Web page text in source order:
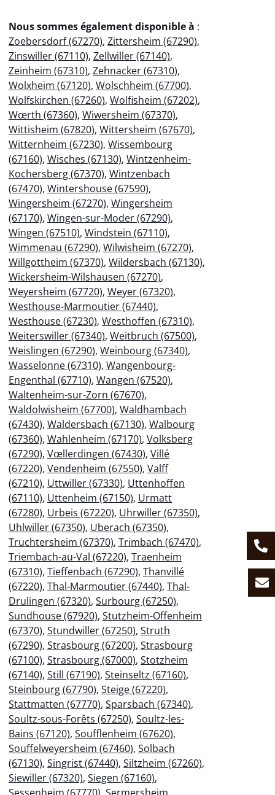
Nous sommes également disponible à :
Zoebersdorf (67270), Zittersheim (67290),
Zinswiller (67110), Zellwiller (67140),
Zeinheim (67310), Zehnacker (67310),
Wolxheim (67120), Wolschheim (67700),
Wolfskirchen (67260), Wolfisheim (67202),
Wœrth (67360), Wiwersheim (67370),
Wittisheim (67820), Wittersheim (67670),
Witternheim (67230), Wissembourg
(67160), Wisches (67130), Wintzenheim-
Kochersberg (67370), Wintzenbach
(67470), Wintershouse (67590),
Wingersheim (67270), Wingersheim
(67170), Wingen-sur-Moder (67290),
Wingen (67510), Windstein (67110),
Wimmenau (67290), Wilwisheim (67270),
Willgottheim (67370), Wildersbach (67130),
Wickersheim-Wilshausen (67270),
Weyersheim (67720), Weyer (67320),
Westhouse-Marmoutier (67440),
Westhouse (67230), Westhoffen (67310),
Weiterswiller (67340), Weitbruch (67500),
Weislingen (67290), Weinbourg (67340),
Wasselonne (67310), Wangenbourg-
Engenthal (67710), Wangen (67520),
Waltenheim-sur-Zorn (67670),
Waldolwisheim (67700), Waldhambach
(67430), Waldersbach (67130), Walbourg
(67360), Wahlenheim (67170), Volksberg
(67290), Vœllerdingen (67430), Villé
(67220), Vendenheim (67550), Valff
(67210), Uttwiller (67330), Uttenhoffen
(67110), Uttenheim (67150), Urmatt
(67280), Urbeis (67220), Uhrwiller (67350),
Uhlwiller (67350), Uberach (67350),
Truchtersheim (67370), Trimbach (67470),
Triembach-au-Val (67220), Traenheim
(67310), Tieffenbach (67290), Thanvillé
(67220), Thal-Marmoutier (67440), Thal-
Drulingen (67320), Surbourg (67250),
Sundhouse (67920), Stutzheim-Offenheim
(67370), Stundwiller (67250), Struth
(67290), Strasbourg (67200), Strasbourg
(67100), Strasbourg (67000), Stotzheim
(67140), Still (67190), Steinseltz (67160),
Steinbourg (67790), Steige (67220),
Stattmatten (67770), Sparsbach (67340),
Soultz-sous-Forêts (67250), Soultz-les-
Bains (67120), Soufflenheim (67620),
Souffelweyersheim (67460), Solbach
(67130), Singrist (67440), Siltzheim (67260),
Siewiller (67320), Siegen (67160),